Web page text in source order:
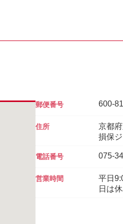
郵便番号 600-
住所
京都
損保
電話番号 075-
営業時間
平日
日は休